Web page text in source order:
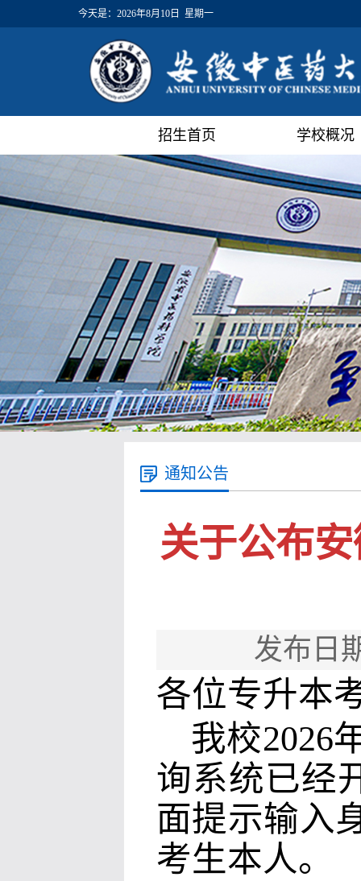
今天是： 2026年8月10日 星期一
招生首页 学校概况
通知公告
关于公布
发布日
各位专升本
我校2026
询系统已经
面提示输入
考生本人。